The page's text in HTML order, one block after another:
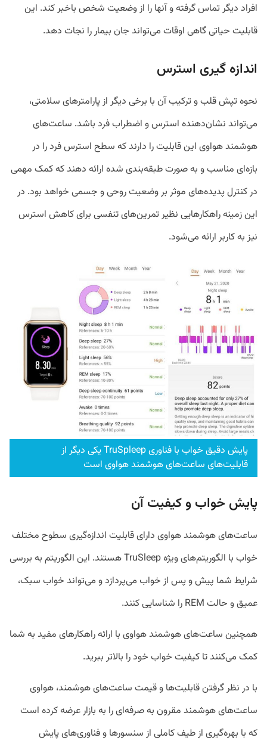
افراد دیگر تماس گرفته و آنها را از وضعیت شخص باخبر کند. این
قابلیت حیاتی گاهی اوقات می‌‎تواند جان بیمار را نجات دهد.
اندازه گیری استرس
نحوه تپش قلب و ترکیب آن با برخی دیگر از پارامترهای سلامتی،
می‎‌تواند نشان‌دهنده استرس و اضطراب فرد باشد. ساعت‎‌های
هوشمند هواوی این قابلیت را دارند که سطح استرس فرد را در
بازه‎‌ای مناسب و به صورت طبقه‌بندی شده ارائه دهند که کمک مهمی
در کنترل پدیده‌‎های موثر بر وضعیت روحی و جسمی خواهد بود. در
این زمینه راهکارهایی نظیر تمرین‌های تنفسی برای کاهش استرس
نیز به کاربر ارائه می‌شود.
پایش دقیق خواب با فناوری TruSpleep یکی دیگر از
قابلیت‌های ساعت‌های هوشمند هواوی است
پایش خواب و کیفیت آن
ساعت‎‌های هوشمند هواوی دارای قابلیت اندازه‌‎گیری سطوح مختلف
خواب با الگوریتم‌های ویژه TruSleep هستند. این الگوریتم به بررسی
شرایط شما پیش و پس از خواب می‌پردازد و می‎‌تواند خواب سبک،
عمیق و حالت REM را شناسایی کنند.
همچنین ساعت‌های هوشمند هواوی با ارائه راهکارهای مفید به شما
کمک می‌کنند تا کیفیت خواب خود را بالاتر ببرید.
با در نظر گرفتن قابلیت‌ها و قیمت ساعت‌های هوشمند، هواوی
ساعت‌های هوشمند مقرون به صرفه‌ای را به بازار عرضه کرده است
که با بهره‌گیری از طیف کاملی از سنسورها و فناوری‌های پایش